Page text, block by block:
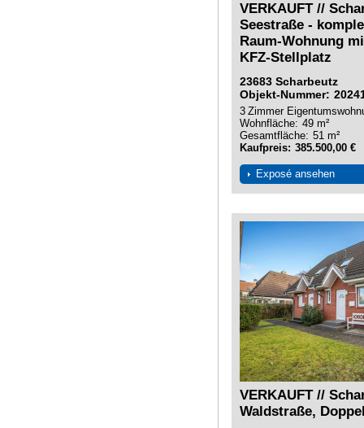
VERKAUFT //
Seestraße -
Raum-Wohnung
KFZ-Stellplatz
23683 Scharbeutz
Objekt-Nummer
Zimmer
3
Wohnfläche 49 m²
Gesamtfläche 51 m²
Kaufpreis 385.500,00 €
Exposé ansehen
VERKAUFT //
Waldstraße,